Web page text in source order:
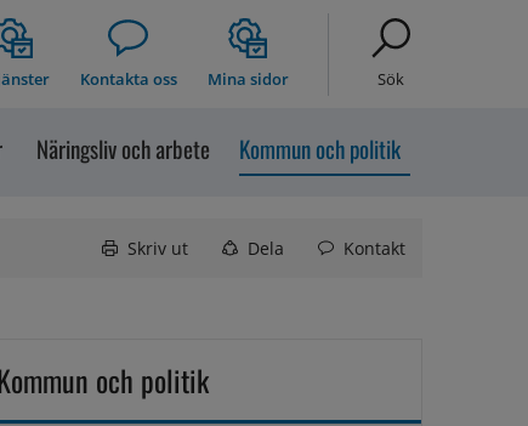
Kontakta oss Mina sidor Sök
Näringsliv och arbete Kommun och politik
Skriv ut Dela Kontakt
och politik